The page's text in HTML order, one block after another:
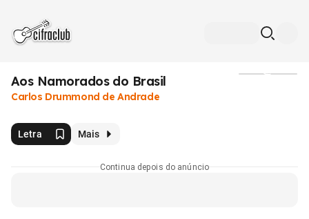
Aos Namorados do Brasil
Carlos Drummond de Andrade
Letra Mais
Continua depois do anúncio